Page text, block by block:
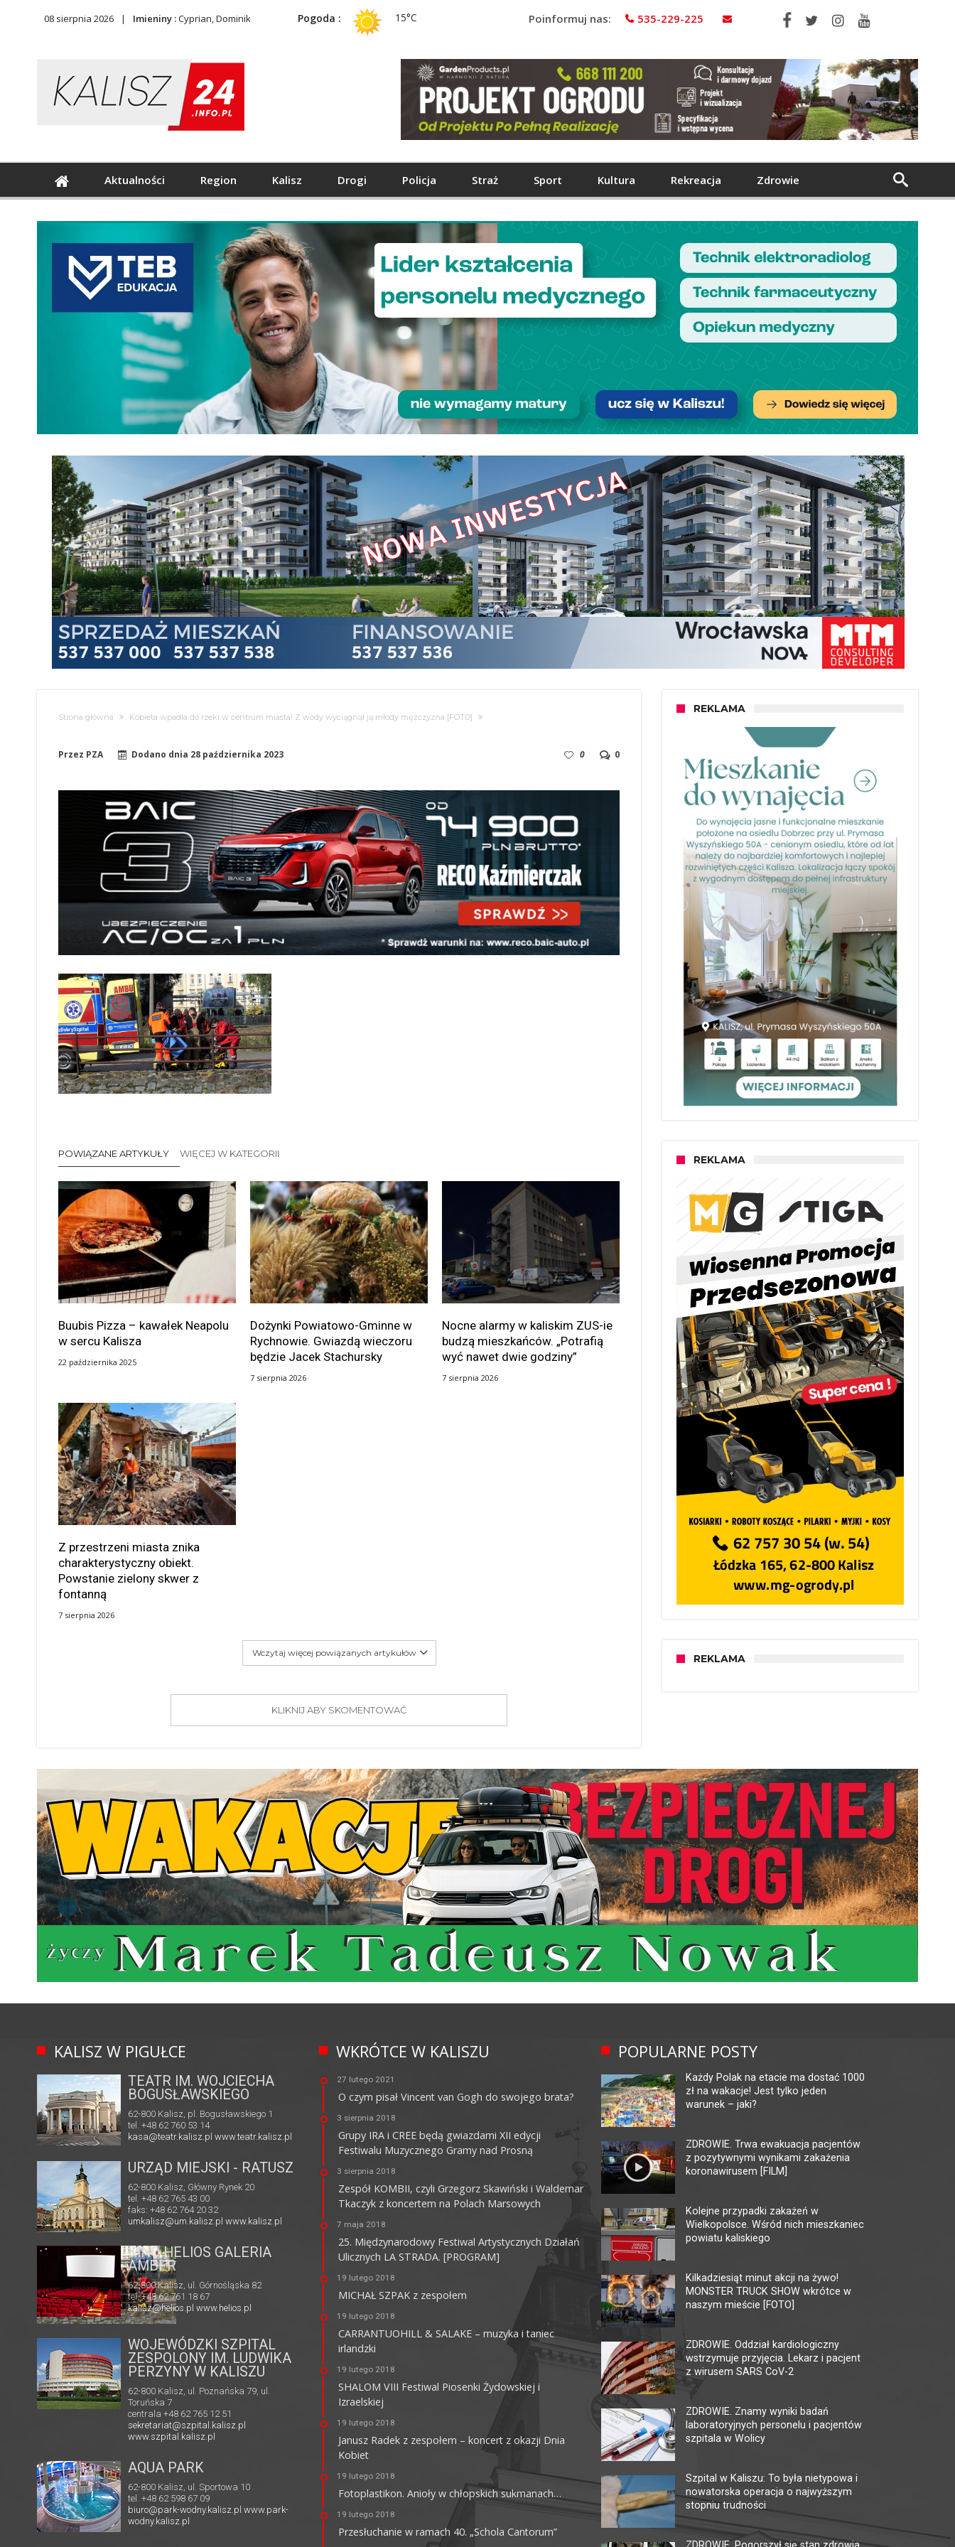
08 sierpnia 2026 Imieniny :Cyprian, Dominik Pogoda : 15°C Poinformuj nas: 535-229-225
Aktualności Region Kalisz Drogi Policja Straż Sport Kultura Rekreacja Zdrowie
Strona główna Kobieta wpadła do rzeki w centrum miasta! Z wody wyciągnął ją młody mężczyzna [FOTO]
Przez PZA Dodano dnia 28 października 2023 0
0
POWIĄZANE ARTYKUŁY WIĘCEJ W KATEGORII
Buubis Pizza – kawałek Neapolu
w sercu Kalisza
22 października 2025
Dożynki Powiatowo-Gminne w
Rychnowie. Gwiazdą wieczoru
będzie Jacek Stachursky
7 sierpnia 2026
Nocne alarmy w kaliskim ZUS-ie
budzą mieszkańców. „Potrafią
wyć nawet dwie godziny”
7 sierpnia 2026
Z przestrzeni miasta znika
charakterystyczny obiekt.
Powstanie zielony skwer z
fontanną
7 sierpnia 2026
Wczytaj więcej powiązanych artykułów
KLIKNIJ ABY SKOMENTOWAĆ
REKLAMA
REKLAMA
REKLAMA
KALISZ W PIGUŁCE
TEATR IM. WOJCIECHA
BOGUSŁAWSKIEGO
62-800 Kalisz, pl. Bogusławskiego 1
tel. +48 62 760 53 14
kasa@teatr.kalisz.pl www.teatr.kalisz.pl
URZĄD MIEJSKI - RATUSZ
62-800 Kalisz, Główny Rynek 20
tel. +48 62 765 43 00
faks: +48 62 764 20 32
umkalisz@um.kalisz.pl www.kalisz.pl
MULTIKINO GALERIA
TĘCZA
62-800 Kalisz, ul. 3 Maja 1
tel. + 48 41 267 23 84
multikino.pl
KINO CENTRUM
tel. +48 62 765 25 01
ckis.kalisz.pl/
KINO HELIOS GALERIA
AMBER
62-800 Kalisz, ul. Górnośląska 82
tel. +48 62 761 18 67
kalisz@helios.pl
WOJEWÓDZKI SZPITAL
ZESPOLONY IM. LUDWIKA
PERZYNY W KALISZU
62-800 Kalisz, ul. Poznańska 79, ul.
Toruńska 7
centrala +48 62 765 12 51
sekretariat@szpital.kalisz.pl
www.szpital.kalisz.pl
AQUA PARK
62-800 Kalisz, ul. Sportowa 10
tel. +48 62 598 67 09
biuro@park-wodny.kalisz.pl www.park-
wodny.kalisz.pl
WKRÓTCE W KALISZU
27 lutego 2021
O czym pisał Vincent van Gogh do swojego brata?
3 sierpnia 2018
Grupy IRA i CREE będą gwiazdami XII edycji
Festiwalu Muzycznego Gramy nad Prosną
3 sierpnia 2018
Zespół KOMBII, czyli Grzegorz Skawiński i Waldemar
Tkaczyk z koncertem na Polach Marsowych
7 maja 2018
25. Międzynarodowy Festiwal Artystycznych Działań
Ulicznych LA STRADA. [PROGRAM]
19 lutego 2018
MICHAŁ SZPAK z zespołem
19 lutego 2018
CARRANTUOHILL & SALAKE – muzyka i taniec
irlandzki
19 lutego 2018
SHALOM VIII Festiwal Piosenki Żydowskiej i
Izraelskiej
19 lutego 2018
Janusz Radek z zespołem – koncert z okazji Dnia
Kobiet
19 lutego 2018
Fotoplastikon. Anioły w chłopskich sukmanach…
19 lutego 2018
Przesłuchanie w ramach 40. „Schola Cantorum”
POPULARNE POSTY
Każdy Polak na etacie ma dostać 1000
zł na wakacje! Jest tylko jeden
warunek – jaki?
ZDROWIE. Trwa ewakuacja pacjentów
z pozytywnymi wynikami zakażenia
koronawirusem [FILM]
Kolejne przypadki zakażeń w
Wielkopolsce. Wśród nich mieszkaniec
powiatu kaliskiego
Kilkadziesiąt minut akcji na żywo!
MONSTER TRUCK SHOW wkrótce w
naszym mieście [FOTO]
ZDROWIE. Oddział kardiologiczny
wstrzymuje przyjęcia. Lekarz i pacjent
z wirusem SARS CoV-2
ZDROWIE. Znamy wyniki badań
laboratoryjnych personelu i pacjentów
szpitala w Wolicy
Szpital w Kaliszu: To była nietypowa i
nowatorska operacja o najwyższym
stopniu trudności
ZDROWIE. Pogorszył się stan zdrowia